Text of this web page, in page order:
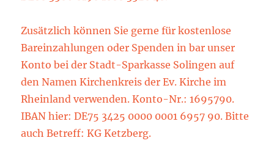
Zusätzlich können Sie gerne für kostenlose
Bareinzahlungen oder Spenden in bar unser
Konto bei der Stadt-Sparkasse Solingen auf
den Namen Kirchenkreis der Ev. Kirche im
Rheinland verwenden. Konto-Nr.: 1695790.
IBAN hier: DE75 3425 0000 0001 6957 90. Bitte
auch Betreff: KG Ketzberg.